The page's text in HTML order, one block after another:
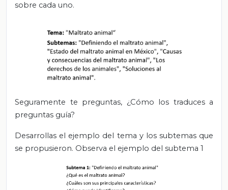
sobre cada uno.
Seguramente te preguntas, ¿Cómo los traduces a
preguntas guía?
Desarrollas el ejemplo del tema y los subtemas que
se propusieron. Observa el ejemplo del subtema 1